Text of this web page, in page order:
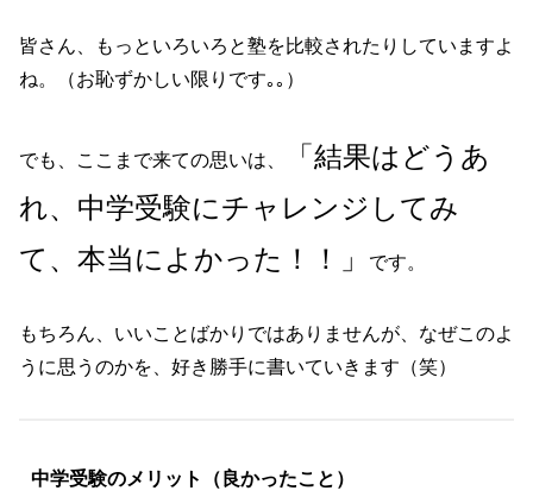
皆さん、もっといろいろと塾を比較されたりしていますよ
ね。（お恥ずかしい限りです｡｡）
でも、ここまで来ての思いは、
「結果はどうあ
れ、中学受験にチャレンジしてみ
て、本当によかった！！」
です。
もちろん、いいことばかりではありませんが、なぜこのよ
うに思うのかを、好き勝手に書いていきます（笑）
中学受験のメリット（良かったこと）